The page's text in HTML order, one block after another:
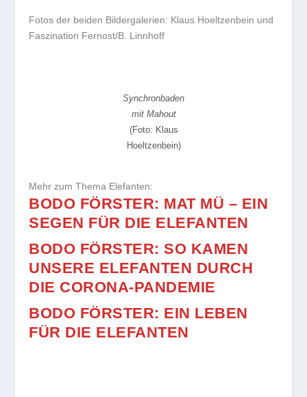
Fotos der beiden Bildergalerien: Klaus Hoeltzenbein und
Faszination Fernost/B. Linnhoff
Synchronbaden
mit Mahout
(Foto: Klaus
Hoeltzenbein)
Mehr zum Thema Elefanten:
BODO FÖRSTER: MAT MÜ – EIN
SEGEN FÜR DIE ELEFANTEN
BODO FÖRSTER: SO KAMEN
UNSERE ELEFANTEN DURCH
DIE CORONA-PANDEMIE
BODO FÖRSTER: EIN LEBEN
FÜR DIE ELEFANTEN